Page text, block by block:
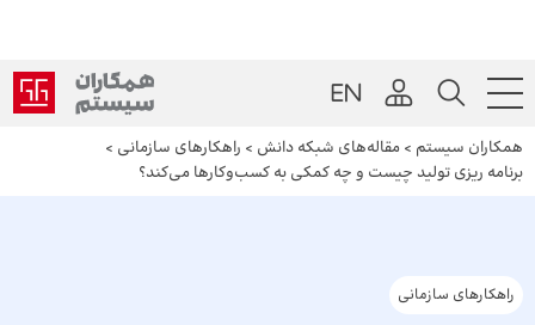
همکاران سیستم > مقاله‌های شبکه دانش > راهکارهای سازمانی >
برنامه ریزی تولید چیست و چه کمکی به کسب‌وکارها می‌کند؟
راهکارهای سازمانی